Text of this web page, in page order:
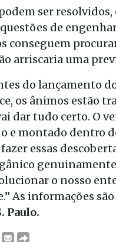
ser resolvidos,
de
conseguem
arriscaria uma
do lançamento
os ânimos estão
dar tudo certo. O
e montado dentro
essas
o nosso
As informações
Paulo.